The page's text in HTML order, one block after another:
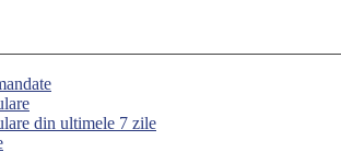
din ultimele 7 zile